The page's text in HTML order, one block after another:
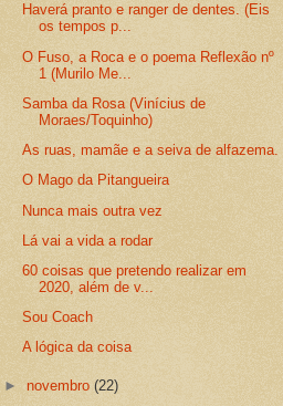
Haverá pranto e ranger de dentes. (Eis
os tempos p...
O Fuso, a Roca e o poema Reflexão nº
1 (Murilo Me...
Samba da Rosa (Vinícius de
Moraes/Toquinho)
As ruas, mamãe e a seiva de alfazema.
O Mago da Pitangueira
Nunca mais outra vez
Lá vai a vida a rodar
60 coisas que pretendo realizar em
2020, além de v...
Sou Coach
A lógica da coisa
►novembro(22)